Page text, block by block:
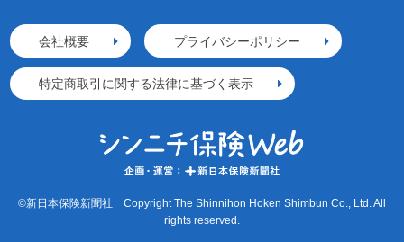
会社概要 プライバシーポリシー
特定商取引に関する法律に基づく表示
©新日本保険新聞社 Copyright The Shinnihon Hoken Shimbun Co., Ltd. All
rights reserved.